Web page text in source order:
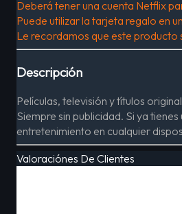
Deberá tener una cuenta Netflix
Puede utilizar la tarjeta regalo en
Le recordamos que este producto
Descripción
Películas, televisión y títulos
Siempre sin publicidad. Si ya
entretenimiento en cualquier
Valoraciónes De Clientes